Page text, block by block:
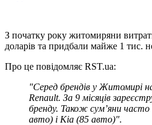
З початку року житомиряни
доларів та придбали майже 1 тис.
Про це повідомляє RST.ua:
"Серед брендів у Житомирі
Renault. За 9 місяців
бренду. Також сум’яни часто
авто) і Kia (85 авто)".